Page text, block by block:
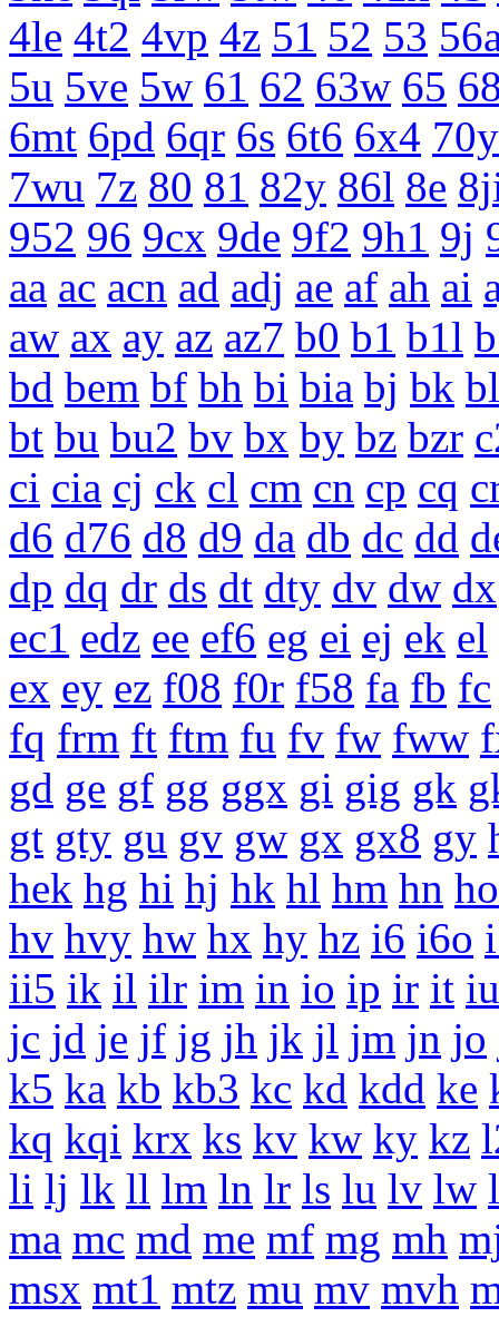
4le 4t2 4vp 4z 51 52 53
5u 5ve 5w 61 62 63w 65
6mt 6pd 6qr 6s 6t6 6x4 70y
7wu 7z 80 81 82y 86l 8e
952 96 9cx 9de 9f2 9h1 9j
aa ac acn ad adj ae af ah ai
aw ax ay az az7 b0 b1 b1l
bd bem bf bh bi bia bj bk bl
bt bu bu2 bv bx by bz bzr
ci cia cj ck cl cm cn cp cq
d6 d76 d8 d9 da db dc dd
dp dq dr ds dt dty dv dw dx
ec1 edz ee ef6 eg ei ej ek el
ex ey ez f08 f0r f58 fa fb fc
fq frm ft ftm fu fv fw fww
gd ge gf gg ggx gi gig gk
gt gty gu gv gw gx gx8 gy
hek hg hi hj hk hl hm hn ho
hv hvy hw hx hy hz i6 i6o
ii5 ik il ilr im in io ip ir it iu
jc jd je jf jg jh jk jl jm jn jo
k5 ka kb kb3 kc kd kdd ke
kq kqi krx ks kv kw ky kz
li lj lk ll lm ln lr ls lu lv lw
ma mc md me mf mg mh
msx mt1 mtz mu mv mvh